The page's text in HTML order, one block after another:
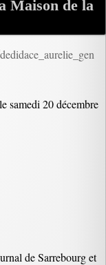
Maison de la
samedi 20 décembre
de Sarrebourg et